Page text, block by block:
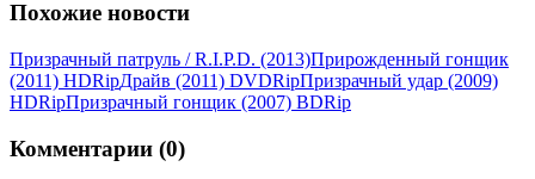
Похожие новости
Призрачный патруль / R.I.P.D. (2013)Прирожденный гонщик
(2011) HDRірДрайв (2011) DVDRірПризрачный удар (2009)
НDRірПризрачный гонщик (2007) ВDRір
Комментарии (0)